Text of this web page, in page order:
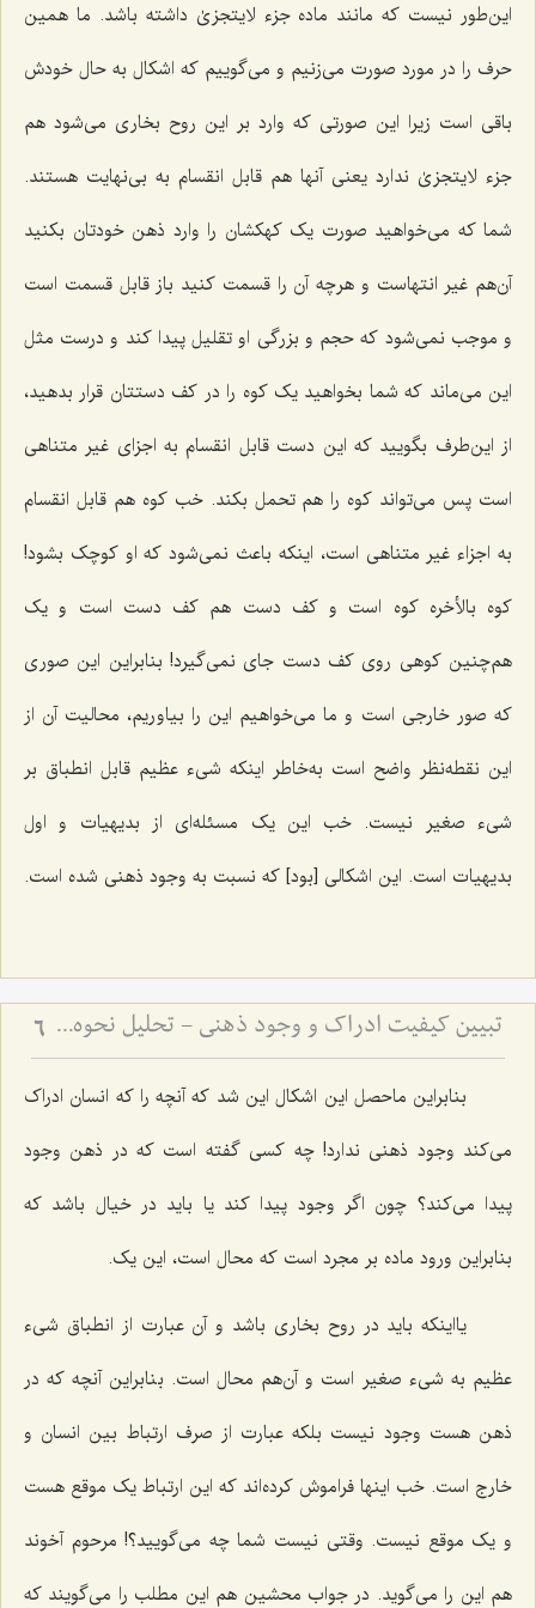
این‌طور نیست که مانند ماده جزء لایتجزیٰ داشته باشد. ما همین
حرف را در مورد صورت می‌زنیم و می‌گوییم که اشکال به حال خودش
باقی است زیرا این صورتی که وارد بر این روح بخاری می‌شود هم
جزء لایتجزیٰ ندارد یعنی آنها هم قابل انقسام به بی‌نهایت هستند.
شما که می‌خواهید صورت یک کهکشان را وارد ذهن خودتان بکنید
آن‌هم غیر انتهاست و هرچه آن را قسمت کنید باز قابل قسمت است
و موجب نمی‌شود که حجم و بزرگی او تقلیل پیدا کند و درست مثل
این می‌ماند که شما بخواهید یک کوه را در کف دستتان قرار بدهید،
از این‌طرف بگویید که این دست قابل انقسام به اجزای غیر متناهی
است پس می‌تواند کوه را هم تحمل بکند. خب کوه هم قابل انقسام
به اجزاء غیر متناهی است، اینکه باعث نمی‌شود که او کوچک بشود!
کوه بالأخره کوه است و کف دست هم کف دست است و یک
هم‌چنین کوهی روی کف دست جای نمی‌گیرد! بنابراین این صوری
که صور خارجی است و ما می‌خواهیم این را بیاوریم، محالیت آن از
این نقطه‌نظر واضح است به‌خاطر اینکه شیء عظیم قابل انطباق بر
شیء صغیر نیست. خب این یک مسئله‌ای از بدیهیات و اول
بدیهیات است. این اشکالی [بود] که نسبت به وجود ذهنی شده است.
تبیین کیفیت ادراک و وجود ذهنی - تحلیل نحوه ارتباط نفس با عالم مثال و صور خارجی 6
بنابراین ماحصل این اشکال این شد که آنچه را که انسان ادراک
می‌کند وجود ذهنی ندارد! چه کسی گفته است که در ذهن وجود
پیدا می‌کند؟ چون اگر وجود پیدا کند یا باید در خیال باشد که
بنابراین ورود ماده بر مجرد است که محال است، این یک.
یااینکه باید در روح بخاری باشد و آن عبارت از انطباق شیء
عظیم به شیء صغیر است و آن‌هم محال است. بنابراین آنچه که در
ذهن هست وجود نیست بلکه عبارت از صرف ارتباط بین انسان و
خارج است. خب اینها فراموش کرده‌اند که این ارتباط یک موقع هست
و یک موقع نیست. وقتی نیست شما چه می‌گویید؟! مرحوم آخوند
هم این را می‌گوید. در جواب محشین هم این مطلب را می‌گویند که